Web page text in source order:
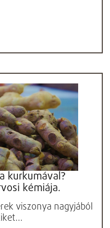
kurkumával?
kémiája.
viszonya nagyjából